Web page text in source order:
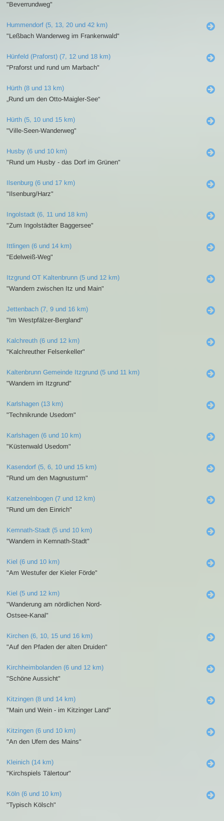
"Beverrundweg"
Hummendorf (5, 13, 20 und 42 km)
"Leßbach Wanderweg im Frankenwald"
Hünfeld (Praforst) (7, 12 und 18 km)
"Praforst und rund um Marbach"
Hürth (8 und 13 km)
„Rund um den Otto-Maigler-See“
Hürth (5, 10 und 15 km)
"Ville-Seen-Wanderweg"
Husby (6 und 10 km)
"Rund um Husby - das Dorf im Grünen"
Ilsenburg (6 und 17 km)
"Ilsenburg/Harz"
Ingolstadt (6, 11 und 18 km)
"Zum Ingolstädter Baggersee"
Ittlingen (6 und 14 km)
"Edelweiß-Weg"
Itzgrund OT Kaltenbrunn (5 und 12 km)
"Wandern zwischen Itz und Main"
Jettenbach (7, 9 und 16 km)
"Im Westpfälzer-Bergland"
Kalchreuth (6 und 12 km)
"Kalchreuther Felsenkeller"
Kaltenbrunn Gemeinde Itzgrund (5 und 11 km)
"Wandern im Itzgrund"
Karlshagen (13 km)
"Technikrunde Usedom"
Karlshagen (6 und 10 km)
"Küstenwald Usedom"
Kasendorf (5, 6, 10 und 15 km)
"Rund um den Magnusturm"
Katzenelnbogen (7 und 12 km)
"Rund um den Einrich"
Kemnath-Stadt (5 und 10 km)
"Wandern in Kemnath-Stadt"
Kiel (6 und 10 km)
"Am Westufer der Kieler Förde"
Kiel (5 und 12 km)
"Wanderung am nördlichen Nord-
Ostsee-Kanal"
Kirchen (6, 10, 15 und 16 km)
"Auf den Pfaden der alten Druiden"
Kirchheimbolanden (6 und 12 km)
"Schöne Aussicht"
Kitzingen (8 und 14 km)
"Main und Wein - im Kitzinger Land"
Kitzingen (6 und 10 km)
"An den Ufern des Mains"
Kleinich (14 km)
"Kirchspiels Tälertour"
Köln (6 und 10 km)
"Typisch Kölsch"